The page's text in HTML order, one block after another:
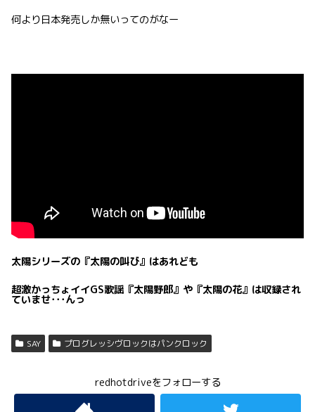
何より日本発売しか無いってのがなー
太陽シリーズの『太陽の叫び』はあれども
超激かっちょイイGS歌謡『太陽野郎』や『太陽の花』は収録され
ていませ･･･んっ
SAY プログレッシヴロックはパンクロック
redhotdriveをフォローする